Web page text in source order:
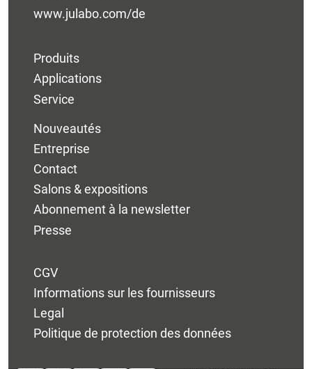
www.julabo.com/de
Produits
Applications
Service
Nouveautés
Entreprise
Contact
Salons & expositions
Abonnement à la newsletter
Presse
CGV
Informations sur les fournisseurs
Legal
Politique de protection des données